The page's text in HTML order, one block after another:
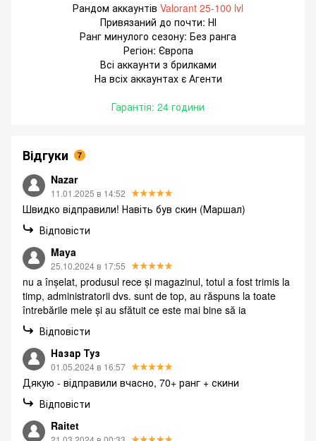
Рандом аккаунтів Valorant 25-100 lvl
Привязаний до почти: НІ
Ранг минулого сезону: Без ранга
Регіон: Європа
Всі аккаунти з брилками
На всіх аккаунтах є Агенти
Гарантія: 24 години
Відгуки 7
Nazar
11.01.2025 в 14:52
Швидко відправили! Навіть був скин (Маршал)
Відповісти
Maya
25.10.2024 в 17:55
nu a înșelat, produsul rece și magazinul, totul a fost trimis la
timp, administratorii dvs. sunt de top, au răspuns la toate
întrebările mele și au sfătuit ce este mai bine să ia
Відповісти
Назар Туз
01.05.2024 в 16:57
Дякую - відправили вчасно, 70+ ранг + скини
Відповісти
Raitet